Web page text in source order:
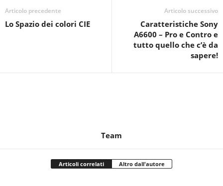
Articolo precedente
Lo Spazio dei colori CIE
Articolo successivo
Caratteristiche Sony
A6600 – Pro e Contro e
tutto quello che c’è da
sapere!
Team
Articoli correlati Altro dall'autore